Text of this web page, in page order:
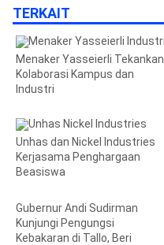
TERKAIT
Menaker Yasseierli Tekankan
Kolaborasi Kampus dan
Industri
Unhas dan Nickel Industries
Kerjasama Penghargaan
Beasiswa
Gubernur Andi Sudirman
Kunjungi Pengungsi
Kebakaran di Tallo, Beri